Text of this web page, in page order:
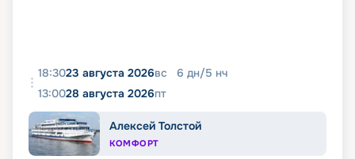
18:3023 августа 2026вс 6 дн/5 нч
13:0028 августа 2026пт
Алексей Толстой
КОМФОРТ